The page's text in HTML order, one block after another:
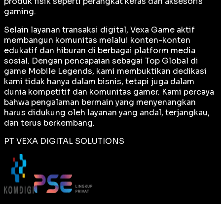
gaming.
Selain layanan transaksi digital, Vexa Game aktif
membangun komunitas melalui konten-konten
edukatif dan hiburan di berbagai platform media
sosial. Dengan pencapaian sebagai Top Global di
game Mobile Legends, kami membuktikan dedikasi
kami tidak hanya dalam bisnis, tetapi juga dalam
dunia kompetitif dan komunitas gamer. Kami percaya
bahwa pengalaman bermain yang menyenangkan
harus didukung oleh layanan yang andal, terjangkau,
dan terus berkembang.
PT VEXA DIGITAL SOLUTIONS